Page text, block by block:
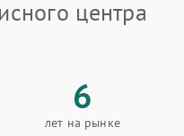
центра
6
лет на рынке